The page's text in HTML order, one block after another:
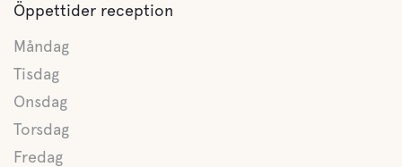
Öppettider reception
Måndag
Tisdag
Onsdag
Torsdag
Fredag